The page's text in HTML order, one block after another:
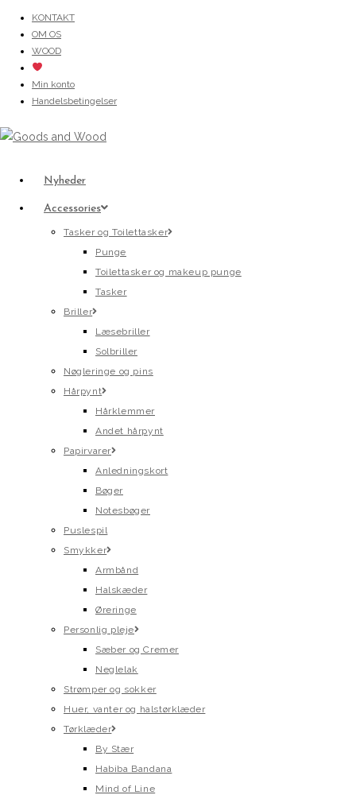
content
KONTAKT
OM OS
WOOD
Min konto
Handelsbetingelser
Nyheder
Accessories
Tasker og Toilettasker
Punge
Toilettasker og makeup punge
Tasker
Briller
Læsebriller
Solbriller
Nøgleringe og pins
Hårpynt
Hårklemmer
Andet hårpynt
Papirvarer
Anledningskort
Bøger
Notesbøger
Puslespil
Smykker
Armbånd
Halskæder
Øreringe
Personlig pleje
Sæber og Cremer
Neglelak
Strømper og sokker
Huer, vanter og halstørklæder
Tørklæder
By Stær
Habiba Bandana
Mind of Line